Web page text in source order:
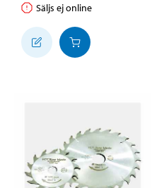
Säljs ej online